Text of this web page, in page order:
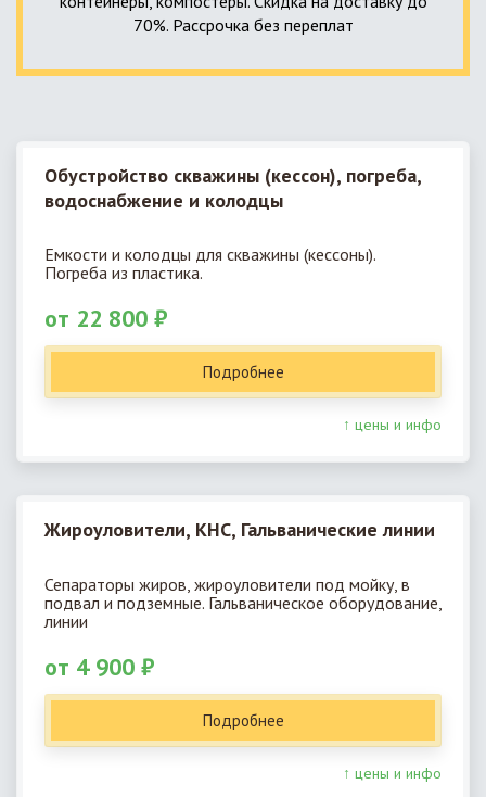
70%. Рассрочка без переплат
Обустройство скважины (кессон), погреба,
водоснабжение и колодцы
Емкости и колодцы для скважины (кессоны).
Погреба из пластика.
от 22 800 ₽
Подробнее
↑ цены и инфо
Жироуловители, КНС, Гальванические линии
Сепараторы жиров, жироуловители под мойку, в
подвал и подземные. Гальваническое оборудование,
линии
от 4 900 ₽
Подробнее
↑ цены и инфо